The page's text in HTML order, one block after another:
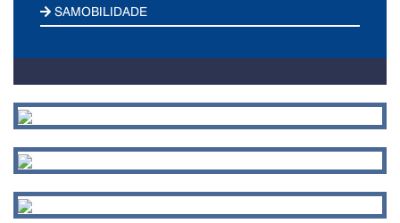
SAMOBILIDADE